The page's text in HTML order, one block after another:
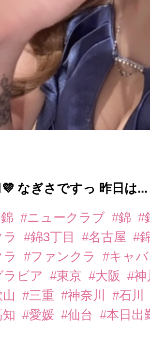
なぎさですっ 昨日は...
#ニュークラブ #錦 #
#錦3丁目 #名古屋 #
#ファンクラ
#キャ
ラビア #東京 #大阪
#
#三重 #神奈川
#石川
#愛媛 #仙台 #本日出